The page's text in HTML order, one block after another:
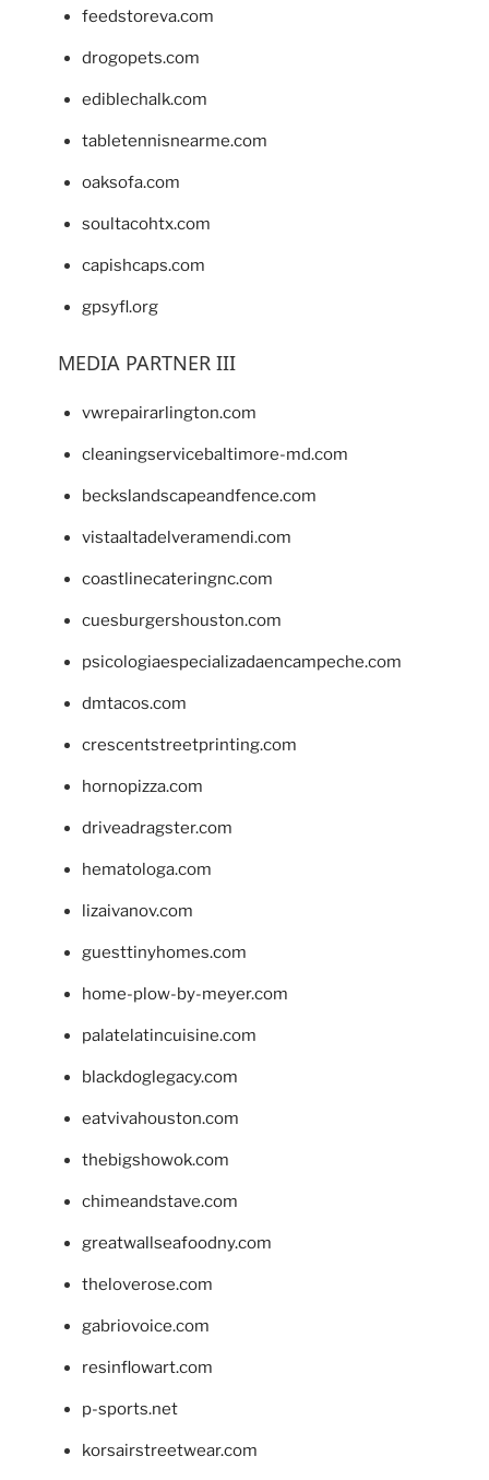
feedstoreva.com
drogopets.com
ediblechalk.com
tabletennisnearme.com
oaksofa.com
soultacohtx.com
capishcaps.com
gpsyfl.org
MEDIA PARTNER III
vwrepairarlington.com
cleaningservicebaltimore-md.com
beckslandscapeandfence.com
vistaaltadelveramendi.com
coastlinecateringnc.com
cuesburgershouston.com
psicologiaespecializadaencampeche.com
dmtacos.com
crescentstreetprinting.com
hornopizza.com
driveadragster.com
hematologa.com
lizaivanov.com
guesttinyhomes.com
home-plow-by-meyer.com
palatelatincuisine.com
blackdoglegacy.com
eatvivahouston.com
thebigshowok.com
chimeandstave.com
greatwallseafoodny.com
theloverose.com
gabriovoice.com
resinflowart.com
p-sports.net
korsairstreetwear.com